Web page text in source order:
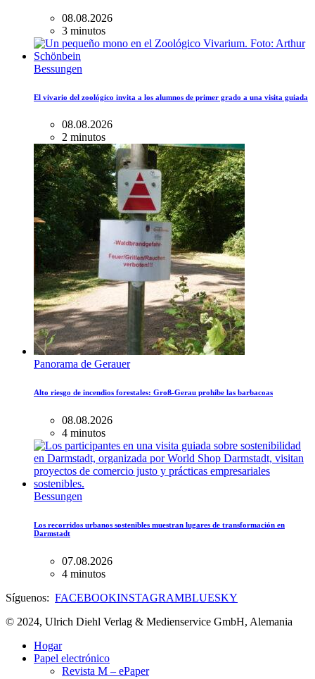
08.08.2026
3 minutos
Bessungen
El vivario del zoológico invita a los alumnos de primer grado a una visita guiada
08.08.2026
2 minutos
Panorama de Gerauer
Alto riesgo de incendios forestales: Groß-Gerau prohíbe las barbacoas
08.08.2026
4 minutos
Bessungen
Los recorridos urbanos sostenibles muestran lugares de transformación en
Darmstadt
07.08.2026
4 minutos
Síguenos: FACEBOOKINSTAGRAMBLUESKY
© 2024, Ulrich Diehl Verlag & Medienservice GmbH, Alemania
Hogar
Papel electrónico
Revista M – ePaper